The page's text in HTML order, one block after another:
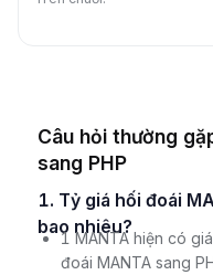
Câu hỏi thường
sang PHP
1. Tỷ giá hối đoái MANTA sang PHP hiện tại là
bao nhiêu?
1 MANTA hiện có
đoái MANTA sang